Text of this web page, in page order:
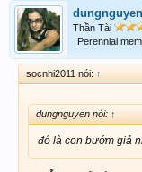
dungnguyen
Thần Tài
Perennial
socnhi2011 nói: ↑
dungnguyen nói: ↑
đó là con bướm giả